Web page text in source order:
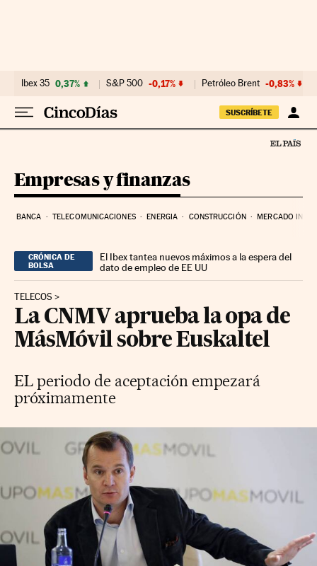
Ibex 35 0,37% S&P 500 -0,17% Petróleo Brent -0,83%
SUSCRÍBETE
Empresas y finanzas
BANCA TELECOMUNICACIONES ENERGIA CONSTRUCCIÓN MERCADO
CRÓNICA DE
BOLSA
El Ibex tantea nuevos máximos a la espera del
dato de empleo de EE UU
TELECOS
La CNMV aprueba la opa de
MásMóvil sobre Euskaltel
EL periodo de aceptación empezará
próximamente